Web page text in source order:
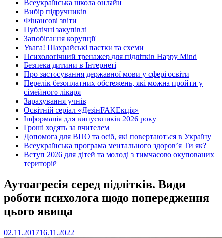
Всеукраїнська школа онлайн
Вибір підручників
Фінансові звіти
Публічні закупівлі
Запобігання корупції
Увага! Шахрайські пастки та схеми
Психологічний тренажер для підлітків Happy Mind
Безпека дитини в Інтернеті
Про застосування державної мови у сфері освіти
Перелік безоплатних обстежень, які можна пройти у
сімейного лікаря
Зарахування учнів
Освітній серіал «ДезінFAKEкція»
Інформація для випускників 2026 року
Гроші ходять за вчителем
Допомога для ВПО та осіб, які повертаються в Україну
Всеукраїнська програма ментального здоров’я Ти як?
Вступ 2026 для дітей та молоді з тимчасово окупованих
територій
Аутоагресія серед підлітків. Види
роботи психолога щодо попередження
цього явища
02.11.201716.11.2022